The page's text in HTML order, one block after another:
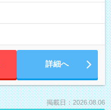
詳細へ
掲載日：2026.08.06